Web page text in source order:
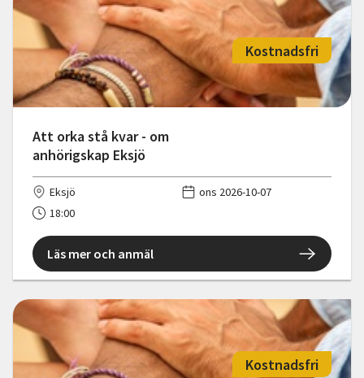
Att orka stå kvar - om
anhörigskap Eksjö
Kostnadsfri
Eksjö
ons 2026-10-07
18:00
Läs mer och anmäl
Kostnadsfri